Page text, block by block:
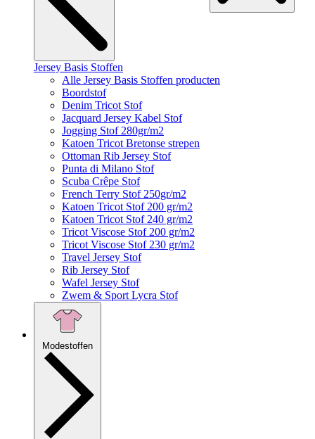
Jersey Basis Stoffen
Alle Jersey Basis Stoffen producten
Boordstof
Denim Tricot Stof
Jacquard Jersey Kabel Stof
Jogging Stof 280gr/m2
Katoen Tricot Bretonse strepen
Ottoman Rib Jersey Stof
Punta di Milano Stof
Scuba Crêpe Stof
French Terry Stof 250gr/m2
Katoen Tricot Stof 200 gr/m2
Katoen Tricot Stof 240 gr/m2
Tricot Viscose Stof 200 gr/m2
Tricot Viscose Stof 230 gr/m2
Travel Jersey Stof
Rib Jersey Stof
Wafel Jersey Stof
Zwem & Sport Lycra Stof
Modestoffen